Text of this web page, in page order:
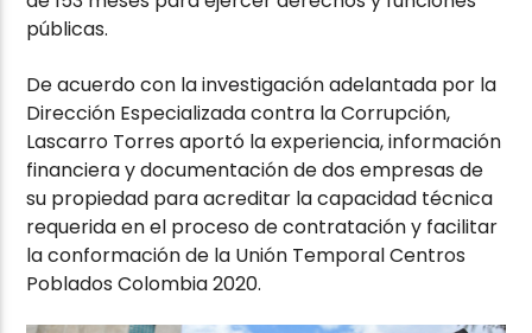
públicas.
De acuerdo con la investigación adelantada por la
Dirección Especializada contra la Corrupción,
Lascarro Torres aportó la experiencia, información
financiera y documentación de dos empresas de
su propiedad para acreditar la capacidad técnica
requerida en el proceso de contratación y facilitar
la conformación de la Unión Temporal Centros
Poblados Colombia 2020.